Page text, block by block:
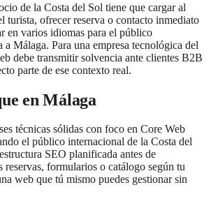
de la Costa del Sol tiene que cargar al
turista, ofrecer reserva o contacto inmediato
en varios idiomas para el público
Málaga. Para una empresa tecnológica del
debe transmitir solvencia ante clientes B2B
parte de ese contexto real.
enMálaga
técnicas sólidas con foco en Core Web
el público internacional de la Costa del
SEO planificada antes de
reservas, formularios o catálogo según tu
web que tú mismo puedes gestionar sin